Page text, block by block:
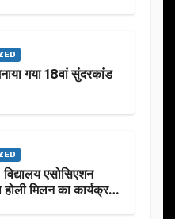
गया 18वां सुंदरकांड
विद्यालय एसोसिएशन
होली मिलन का कार्यक्रम